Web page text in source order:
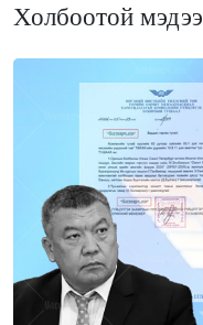
Холбоотой мэдээ